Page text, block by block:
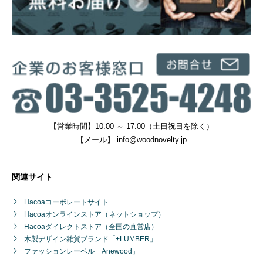
【営業時間】10:00 ～ 17:00（土日祝日を除く）
【メール】 info@woodnovelty.jp
関連サイト
Hacoaコーポレートサイト
Hacoaオンラインストア（ネットショップ）
Hacoaダイレクトストア（全国の直営店）
木製デザイン雑貨ブランド「+LUMBER」
ファッションレーベル「Anewood」